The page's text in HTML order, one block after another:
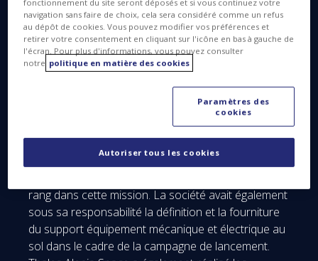
mise en hibernation profonde le 8 juillet 2011. Dix
ans après son lancement, Rosetta, conçue et
construite sous maîtrise d’œuvre de la business line
Space Systems (anciennement Astrium) d’Airbus
interplanétaire qui l’a conduit au-delà de l’orbite de
l’assemblage, de l’intégration et des tests (AIT)
rang dans cette mission. La société avait également
sous sa responsabilité la définition et la fourniture
du support équipement mécanique et électrique au
sol dans le cadre de la campagne de lancement.
fonctionnement du site seront déposés et si vous continuez votre
navigation sans faire de choix, cela sera considéré comme un refus
au dépôt de cookies. Vous pouvez modifier vos préférences et
retirer votre consentement en cliquant sur l'icône en bas à gauche de
l'écran. Pour plus d'informations, vous pouvez consulter
notre politique en matière des cookies
Paramètres des
cookies
Autoriser tous les cookies